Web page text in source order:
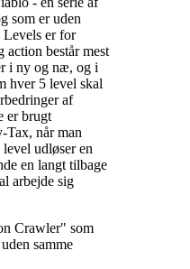
som er uden
er for
action består mest
i ny og næ, og i
hver 5 level skal
af
er brugt
Tax, når man
udløser en
en langt tilbage
arbejde sig
Crawler" som
samme